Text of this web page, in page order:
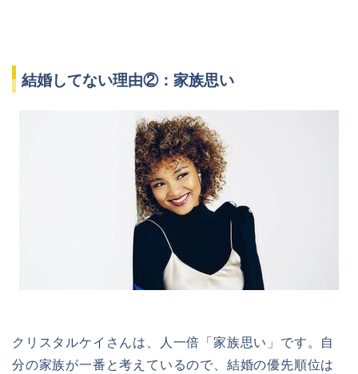
結婚してない理由②：家族思い
クリスタルケイさんは、人一倍「家族思い」です。自
分の家族が一番と考えているので、結婚の優先順位は